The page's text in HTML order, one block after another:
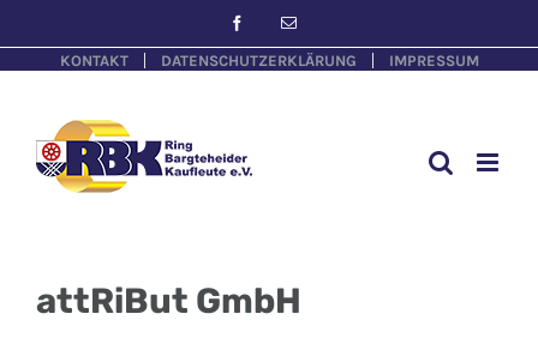
KONTAKT DATENSCHUTZERKLÄRUNG IMPRESSUM
attRiBut GmbH